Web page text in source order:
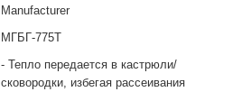
Manufacturer
МГБГ-775Т
- Тепло передается в кастрюли/
сковородки, избегая рассеивания